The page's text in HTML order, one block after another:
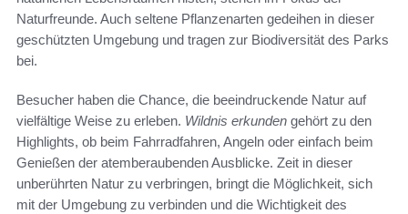
Naturfreunde. Auch seltene Pflanzenarten gedeihen in dieser
geschützten Umgebung und tragen zur Biodiversität des Parks
bei.
Besucher haben die Chance, die beeindruckende Natur auf
vielfältige Weise zu erleben. Wildnis erkunden gehört zu den
Highlights, ob beim Fahrradfahren, Angeln oder einfach beim
Genießen der atemberaubenden Ausblicke. Zeit in dieser
unberührten Natur zu verbringen, bringt die Möglichkeit, sich
mit der Umgebung zu verbinden und die Wichtigkeit des